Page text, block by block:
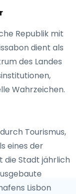
Republik mit
dient als
des Landes
Wahrzeichen.
Tourismus,
eines der
die Stadt jährlich
Lisbon